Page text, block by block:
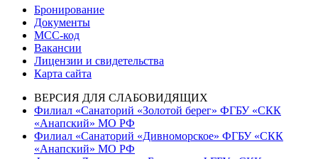
Бронирование
Документы
МСС-код
Вакансии
Лицензии и свидетельства
Карта сайта
ВЕРСИЯ ДЛЯ СЛАБОВИДЯЩИХ
Филиал «Санаторий «Золотой берег» ФГБУ «СКК
«Анапский» МО РФ
Филиал «Санаторий «Дивноморское» ФГБУ «СКК
«Анапский» МО РФ